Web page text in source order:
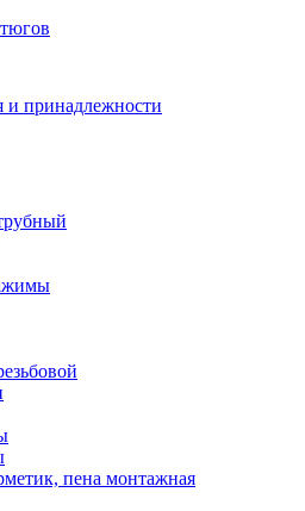
и принадлежности
пена монтажная